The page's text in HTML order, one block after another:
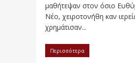
μαθήτεψαν στον όσιο
Νέο, χειροτονήθη καν
χρημάτισαν...
Περισσότερα